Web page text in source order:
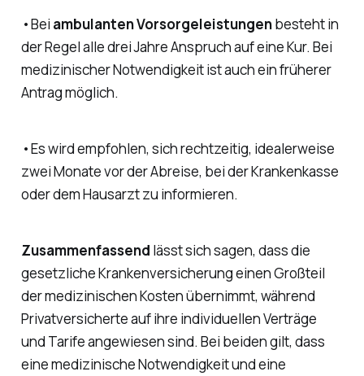
•Bei ambulanten Vorsorgeleistungenbesteht in
der Regel alle drei Jahre Anspruch auf eine Kur. Bei
medizinischer Notwendigkeit ist auch ein früherer
Antrag möglich.
•Es wird empfohlen, sich rechtzeitig, idealerweise
zwei Monate vor der Abreise, bei der Krankenkasse
oder dem Hausarzt zu informieren.
Zusammenfassend lässt sich sagen, dass die
gesetzliche Krankenversicherung einen Großteil
der medizinischen Kosten übernimmt, während
Privatversicherte auf ihre individuellen Verträge
und Tarife angewiesen sind. Bei beiden gilt, dass
eine medizinische Notwendigkeit und eine